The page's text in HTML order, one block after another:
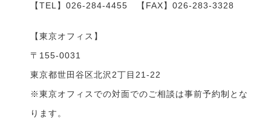
【TEL】 026-284-4455 【FAX】026-283-3328
【東京オフィス】
〒155-0031
東京都世田谷区北沢2丁目21-22
※東京オフィスでの対面でのご相談は事前予約制とな
ります。